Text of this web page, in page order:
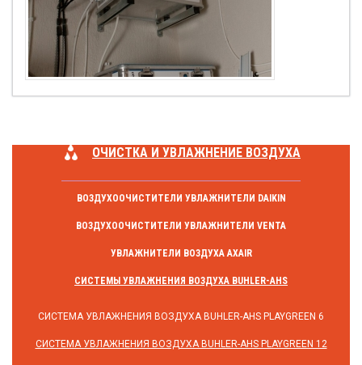
ОЧИСТКА И УВЛАЖНЕНИЕ ВОЗДУХА
ВОЗДУХООЧИСТИТЕЛИ УВЛАЖНИТЕЛИ DAIKIN
ВОЗДУХООЧИСТИТЕЛИ УВЛАЖНИТЕЛИ VENTA
УВЛАЖНИТЕЛИ ВОЗДУХА AXAIR
СИСТЕМЫ УВЛАЖНЕНИЯ ВОЗДУХА BUHLER-AHS
СИСТЕМА УВЛАЖНЕНИЯ ВОЗДУХА BUHLER-AHS PLAYGREEN 6
СИСТЕМА УВЛАЖНЕНИЯ ВОЗДУХА BUHLER-AHS PLAYGREEN 12